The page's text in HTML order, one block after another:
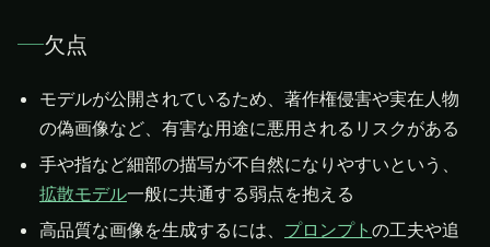
欠点
モデルが公開されているため、著作権侵害や実在人物
の偽画像など、有害な用途に悪用されるリスクがある
手や指など細部の描写が不自然になりやすいという、
拡散モデル一般に共通する弱点を抱える
高品質な画像を生成するには、 プロンプト の工夫や追